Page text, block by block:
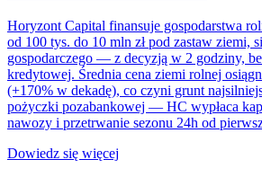
Horyzont Capital finansuje gospodarstwa
od 100 tys. do 10 mln zł pod zastaw ziemi,
gospodarczego — z decyzją w 2 godziny,
kredytowej. Średnia cena ziemi rolnej
(+170% w dekadę), co czyni grunt
pożyczki pozabankowej — HC wypłaca
nawozy i przetrwanie sezonu 24h od
Dowiedz się więcej